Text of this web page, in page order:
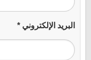
البريد الإلكتروني *